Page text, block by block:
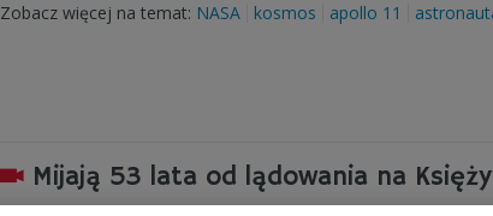
Zobacz więcej na temat: NASA kosmos apollo 11
Mijają 53 lata od lądowania na